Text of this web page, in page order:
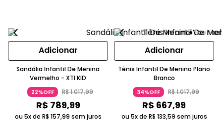
Adicionar
Sandália Infantil De Menina
Vermelho - XTI KID
22%OFF R$1.017,99
R$ 789,99
ou 5x de R$ 157,99 sem juros
Adicionar
Tênis Infantil De Menino Plano
Branco
34%OFF R$1.017,99
R$ 667,99
ou 5x de R$ 133,59 sem juros